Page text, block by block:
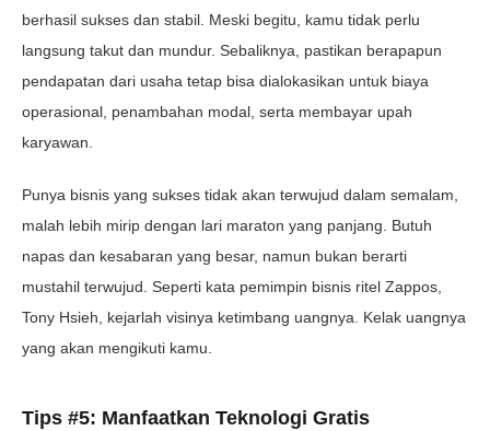
berhasil sukses dan stabil. Meski begitu, kamu tidak perlu
langsung takut dan mundur. Sebaliknya, pastikan berapapun
pendapatan dari usaha tetap bisa dialokasikan untuk biaya
operasional, penambahan modal, serta membayar upah
karyawan.
Punya bisnis yang sukses tidak akan terwujud dalam semalam,
malah lebih mirip dengan lari maraton yang panjang. Butuh
napas dan kesabaran yang besar, namun bukan berarti
mustahil terwujud. Seperti kata pemimpin bisnis ritel Zappos,
Tony Hsieh, kejarlah visinya ketimbang uangnya. Kelak uangnya
yang akan mengikuti kamu.
Tips #5: Manfaatkan Teknologi Gratis